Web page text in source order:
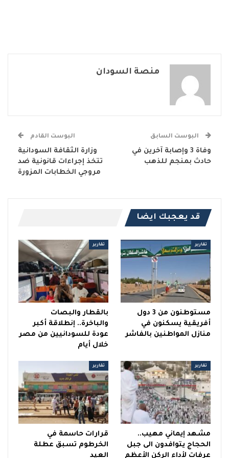
منصة السودان
البوست السابق
وفاة 3 وإصابة آخرين في
حادث بمنجم للذهب
البوست القادم
وزارة الثقافة السودانية
تتخذ إجراءات قانونية ضد
مروجي الخطابات المزورة
قد يعجبك ايضا
تقارير
مستوطنون من 3 دول
أفريقية يسكنون في
منازل المواطنين بالفاشر
تقارير
بالقطار والبصات
والباخرة.. إنطلاقة أكبر
عودة للسودانيين من مصر
خلال أيام
تقارير
مشهد إيماني مهيب..
الحجاج يتوافدون الى جبل
عرفات لأداء الركن الأعظم
تقارير
قرارات حاسمة في
الخرطوم تسبق عطلة
العيد